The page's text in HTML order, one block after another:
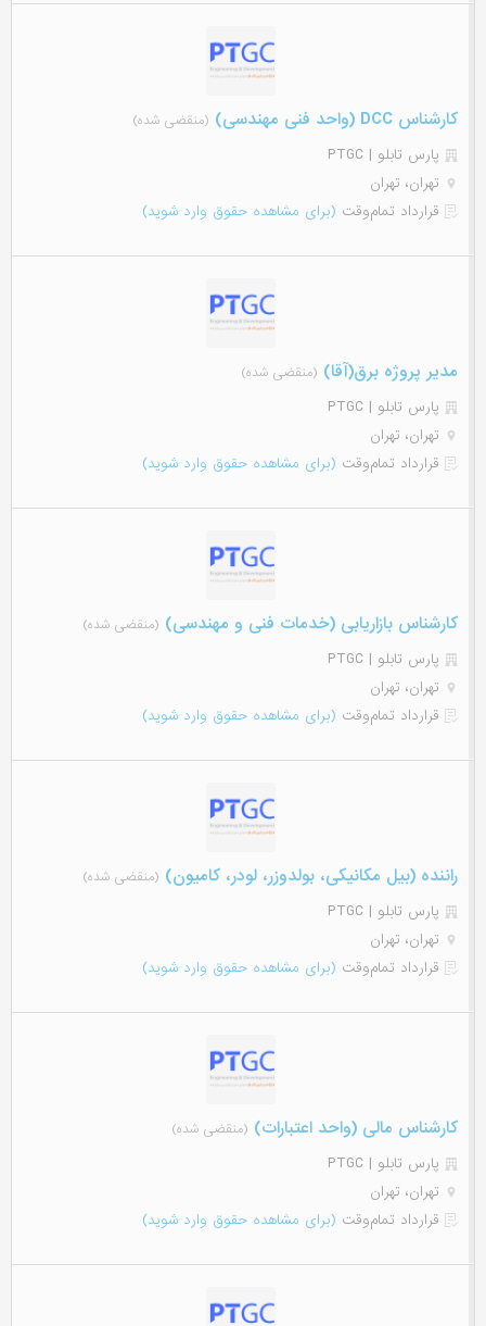
کارشناس DCC (واحد فنی مهندسی) (منقضی شده)
پارس تابلو | PTGC
تهران، تهران
قرارداد تمام‌وقت (برای مشاهده حقوق وارد شوید)
مدیر پروژه برق(آقا) (منقضی شده)
پارس تابلو | PTGC
تهران، تهران
قرارداد تمام‌وقت (برای مشاهده حقوق وارد شوید)
کارشناس بازاریابی (خدمات فنی و مهندسی) (منقضی شده)
پارس تابلو | PTGC
تهران، تهران
قرارداد تمام‌وقت (برای مشاهده حقوق وارد شوید)
راننده (بیل مکانیکی، بولدوزر، لودر، کامیون) (منقضی شده)
پارس تابلو | PTGC
تهران، تهران
قرارداد تمام‌وقت (برای مشاهده حقوق وارد شوید)
کارشناس مالی (واحد اعتبارات) (منقضی شده)
پارس تابلو | PTGC
تهران، تهران
قرارداد تمام‌وقت (برای مشاهده حقوق وارد شوید)